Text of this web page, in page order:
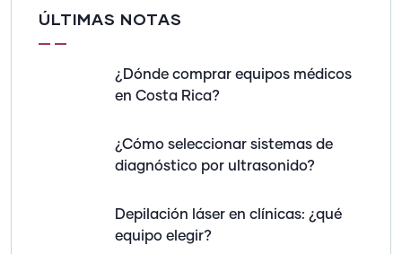
ÚLTIMAS NOTAS
¿Dónde comprar equipos médicos
en Costa Rica?
¿Cómo seleccionar sistemas de
diagnóstico por ultrasonido?
Depilación láser en clínicas: ¿qué
equipo elegir?